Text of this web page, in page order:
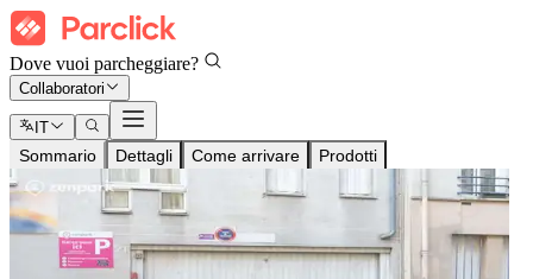
Dove vuoi parcheggiare?
Collaboratori
IT
Sommario Dettagli Come arrivare Prodotti